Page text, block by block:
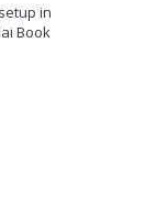
in
Book